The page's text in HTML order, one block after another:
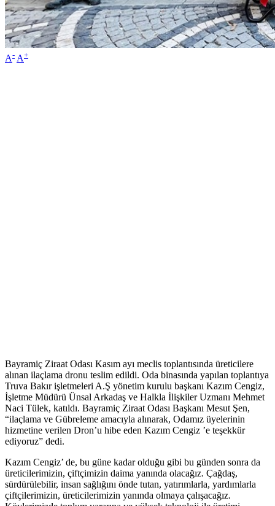
A- A+
Bayramiç Ziraat Odası Kasım ayı meclis toplantısında üreticilere
alınan ilaçlama dronu teslim edildi. Oda binasında yapılan toplantıya
Truva Bakır işletmeleri A.Ş yönetim kurulu başkanı Kazım Cengiz,
İşletme Müdürü Ünsal Arkadaş ve Halkla İlişkiler Uzmanı Mehmet
Naci Tülek, katıldı. Bayramiç Ziraat Odası Başkanı Mesut Şen,
“ilaçlama ve Gübreleme amacıyla alınarak, Odamız üyelerinin
hizmetine verilen Dron’u hibe eden Kazım Cengiz ’e teşekkür
ediyoruz” dedi.
Kazım Cengiz’ de, bu güne kadar olduğu gibi bu günden sonra da
üreticilerimizin, çiftçimizin daima yanında olacağız. Çağdaş,
sürdürülebilir, insan sağlığını önde tutan, yatırımlarla, yardımlarla
çiftçilerimizin, üreticilerimizin yanında olmaya çalışacağız.